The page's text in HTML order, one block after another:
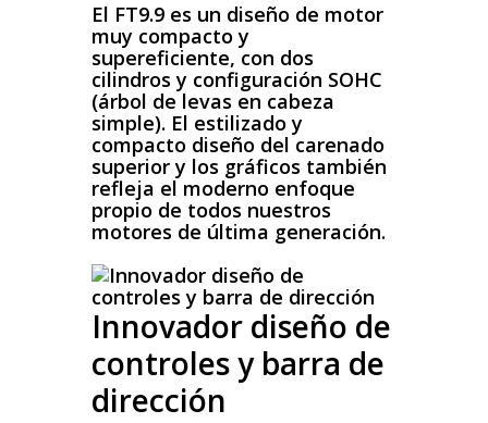
El FT9.9 es un diseño de motor
muy compacto y
supereficiente, con dos
cilindros y configuración SOHC
(árbol de levas en cabeza
simple). El estilizado y
compacto diseño del carenado
superior y los gráficos también
refleja el moderno enfoque
propio de todos nuestros
motores de última generación.
Innovador diseño de
controles y barra de
dirección